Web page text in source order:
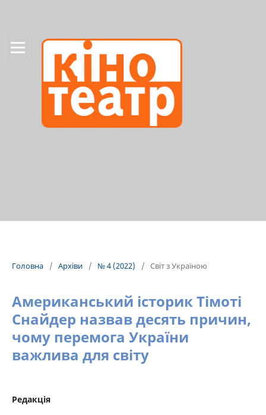
Головна / Архіви / № 4 (2022) / Світ з Україною
Американський історик Тімоті
Снайдер назвав десять причин,
чому перемога України
важлива для світу
Редакція